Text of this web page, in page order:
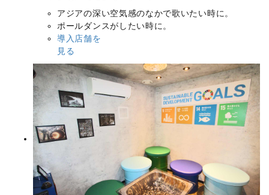
アジアの深い空気感のなかで歌いたい時に。
ポールダンスがしたい時に。
導入店舗を
見る